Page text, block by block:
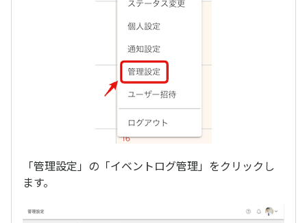
「管理設定」の「イベントログ管理」をクリックし
ます。